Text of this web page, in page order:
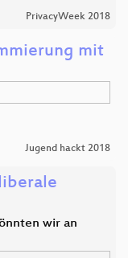
PrivacyWeek 2018
mit
Jugend hackt 2018
wir an